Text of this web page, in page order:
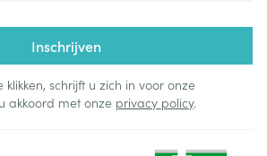
Inschrijven
schrijft u zich in voor onze
akkoord met onze privacy policy.